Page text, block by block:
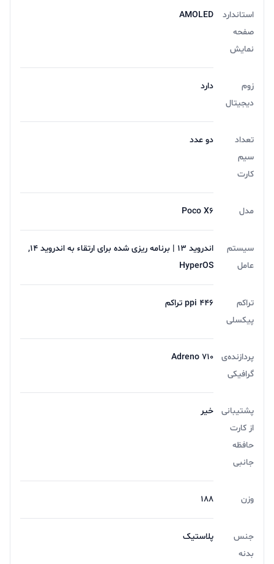
استاندارد
صفحه
نمایش
AMOLED
زوم
دیجیتال
دارد
تعداد
سیم
کارت
دو عدد
مدل Poco X6
سیستم
عامل
اندروید 13 | برنامه ریزی شده برای ارتقاء به اندروید 14,
HyperOS
تراکم
پیکسلی
446 ppi تراکم
پردازنده‌ی
گرافیکی
Adreno 710
پشتیبانی
از کارت
حافظه
جانبی
خیر
وزن 188
جنس
بدنه
پلاستیک